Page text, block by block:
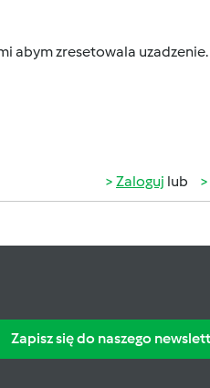
abym zresetowala
Zaloguj lub
Zapisz się do naszego